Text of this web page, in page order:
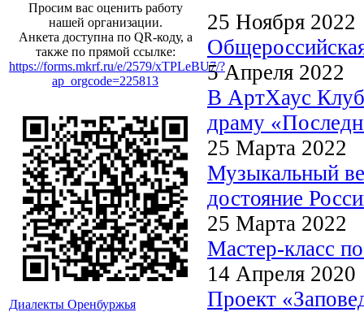
Просим вас оценить работу
нашей организации.
Анкета доступна по QR-коду, а
также по прямой ссылке:
https://forms.mkrf.ru/e/2579/xTPLeBU7/?
ap_orgcode=225813
Диалекты Оренбуржья
25 Ноября 2022
5 Апреля 2022
В АртХаус
драму
25 Марта 2022
Музыкальный
достояние
25 Марта 2022
Мастер-класс
14 Апреля 2020
Проект